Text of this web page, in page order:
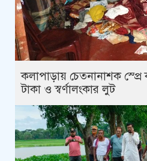
কলাপাড়ায় চেতনানাশক স্প্রে
টাকা ও স্বর্ণালংকার লুট